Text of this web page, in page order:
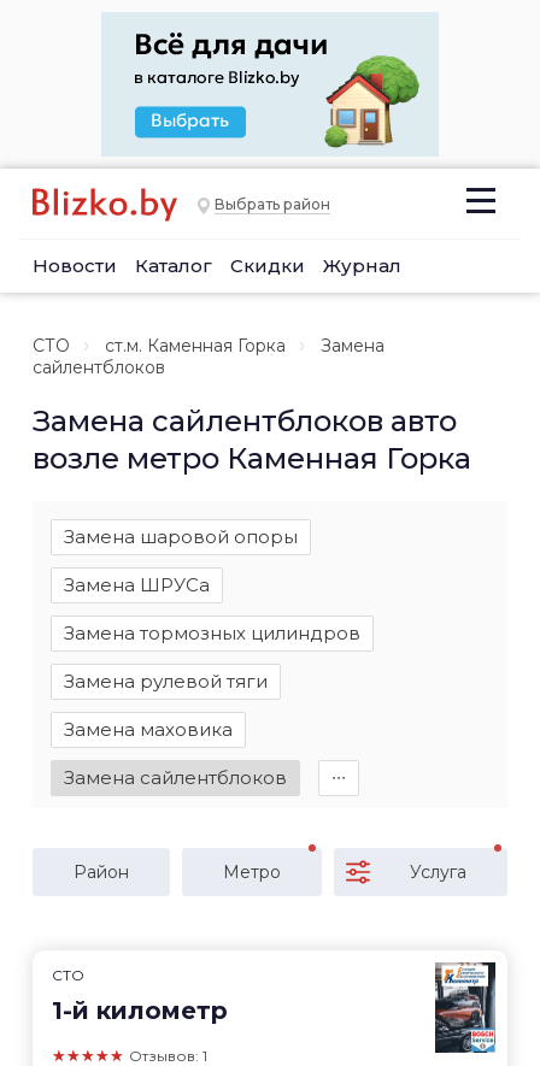
Выбрать район
Новости Каталог Скидки Журнал
СТО ст.м. Каменная Горка
Замена
сайлентблоков
Замена сайлентблоков авто
возле метро Каменная Горка
Замена шаровой опоры
Замена ШРУСа
Замена тормозных цилиндров
Замена рулевой тяги
Замена маховика
Замена сайлентблоков ∙∙∙
Район Метро Услуга
СТО
1-й километр
★★★★★ Отзывов: 1